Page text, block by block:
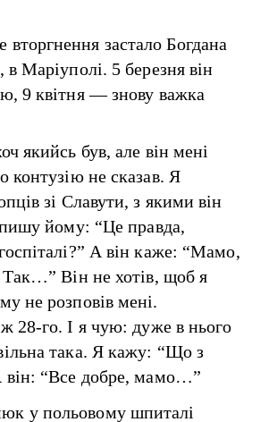
застало Богдана
Маріуполі. 5 березня він
9 квітня — знову важка
якийсь був, але він мені
контузію не сказав. Я
зі Славути, з якими він
пишу йому: “Це правда,
А він каже: “Мамо,
Так…” Він не хотів, щоб я
не розповів мені.
28-го. І я чую: дуже в нього
така. Я кажу: “Що з
він: “Все добре, мамо…”